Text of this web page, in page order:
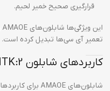
قرارگیری صحیح خمیر لحیم.
تعمیر آی سی‌ها تبدیل کرده است.
کاربردهای شابلون MTK:2 در تعمیر آی سی
شابلون‌های AMAOE برای کاربردهای زیر طراحی شده‌اند: